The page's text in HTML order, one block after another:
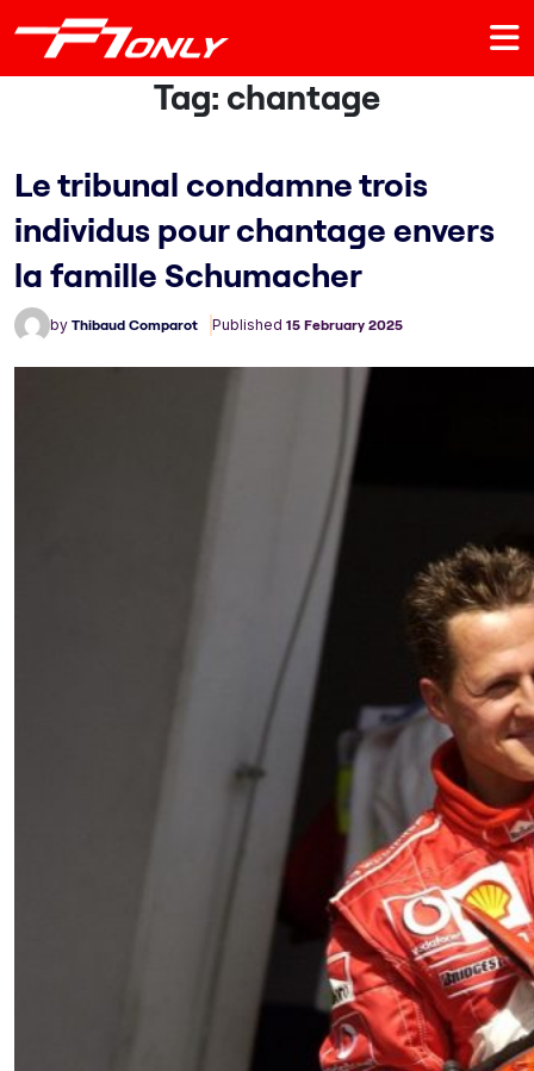
Tag: chantage
Le tribunal condamne trois
individus pour chantage envers
la famille Schumacher
by Thibaud Comparot Published 15 February 2025